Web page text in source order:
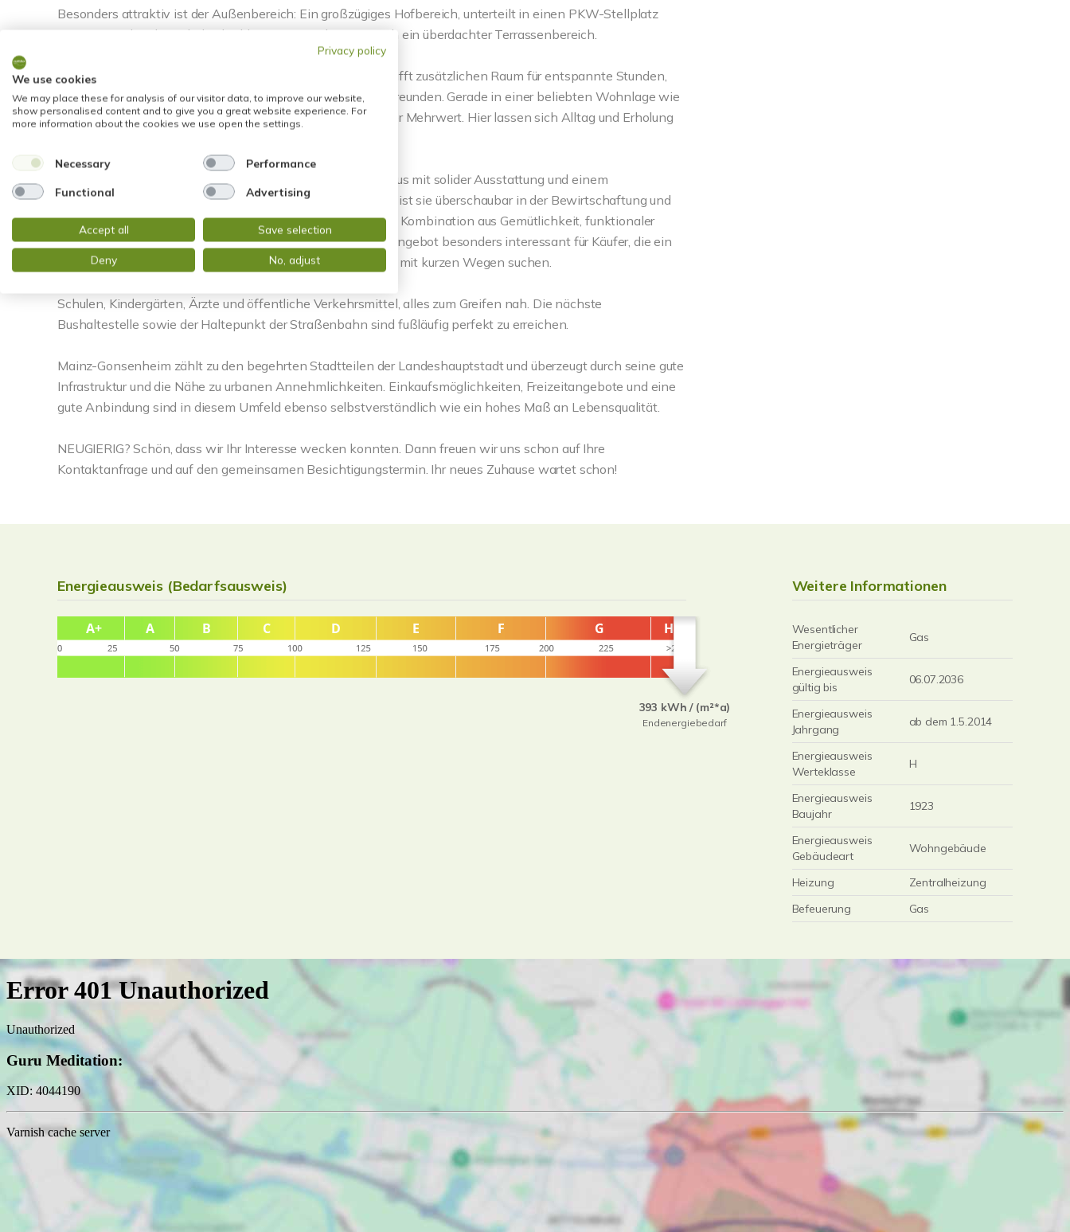
Besonders attraktiv ist der Außenbereich: Ein großzügiges Hofbereich, unterteilt in einen PKW-Stellplatz
(Carport) und mehrere hübsche kleine Oasen, darunter auch ein überdachter Terrassenbereich.
Der Hofbereich erweitert den Wohnraum ins Freie und schafft zusätzlichen Raum für entspannte Stunden,
kleine Auszeiten oder gesellige Momente mit Familie und Freunden. Gerade in einer beliebten Wohnlage wie
Mainz-Gonsenheim ist dieser private Rückzugsort ein echter Mehrwert. Hier lassen sich Alltag und Erholung
Die Immobilie präsentiert sich insgesamt als gepflegtes Haus mit solider Ausstattung und einem
angenehmen Wohnambiente. Dank der kompakten Größe ist sie überschaubar in der Bewirtschaftung und
zugleich vielseitig nutzbar und ein echtes Raumwunder. Die Kombination aus Gemütlichkeit, funktionaler
Aufteilung und der wertvollen Außenfläche macht dieses Angebot besonders interessant für Käufer, die ein
behagliches Zuhause in einem gewachsenen Wohnumfeld mit kurzen Wegen suchen.
Schulen, Kindergärten, Ärzte und öffentliche Verkehrsmittel, alles zum Greifen nah. Die nächste
Bushaltestelle sowie der Haltepunkt der Straßenbahn sind fußläufig perfekt zu erreichen.
Mainz-Gonsenheim zählt zu den begehrten Stadtteilen der Landeshauptstadt und überzeugt durch seine gute
Infrastruktur und die Nähe zu urbanen Annehmlichkeiten. Einkaufsmöglichkeiten, Freizeitangebote und eine
gute Anbindung sind in diesem Umfeld ebenso selbstverständlich wie ein hohes Maß an Lebensqualität.
NEUGIERIG? Schön, dass wir Ihr Interesse wecken konnten. Dann freuen wir uns schon auf Ihre
Kontaktanfrage und auf den gemeinsamen Besichtigungstermin. Ihr neues Zuhause wartet schon!
Energieausweis (Bedarfsausweis)
393 kWh / (m²*a)
Endenergiebedarf
Weitere Informationen
Wesentlicher
Energieträger
Gas
Energieausweis
gültig bis
06.07.2036
Energieausweis
Jahrgang
ab dem 1.5.2014
Energieausweis
Werteklasse
H
Energieausweis
Baujahr
1923
Energieausweis
Gebäudeart
Wohngebäude
Heizung
Zentralheizung
Befeuerung
Gas
Privacy policy
We use cookies
We may place these for analysis of our visitor data, to improve our website,
show personalised content and to give you a great website experience. For
more information about the cookies we use open the settings.
Necessary Performance
Functional Advertising
Accept all Save selection
Deny No, adjust